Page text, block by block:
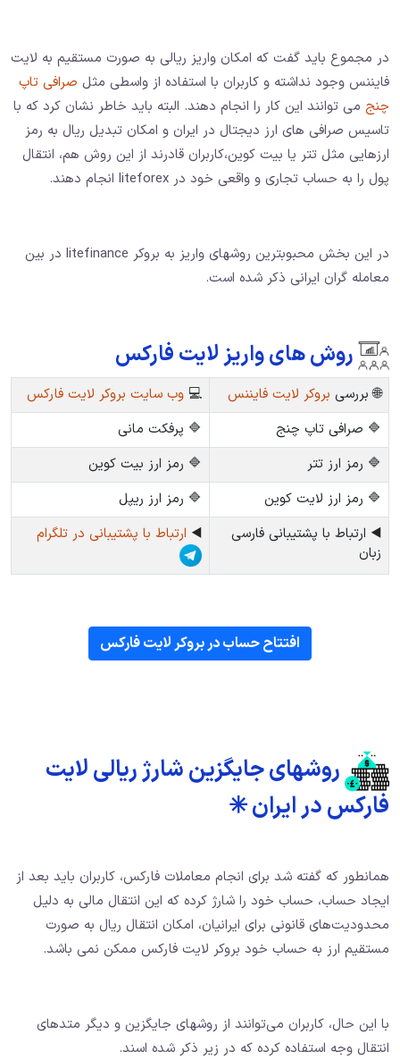
در مجموع باید گفت که امکان واریز ریالی به صورت مستقیم به لایت
فایننس وجود نداشته و کاربران با استفاده از واسطی مثل صرافی تاپ
چنج می توانند این کار را انجام دهند. البته باید خاطر نشان کرد که با
تاسیس صرافی های ارز دیجتال در ایران و امکان تبدیل ریال به رمز
ارزهایی مثل تتر یا بیت کوین،‌کاربران قادرند از این روش هم، انتقال
پول را به حساب تجاری و واقعی خود در liteforex انجام دهند.
در این بخش محبوبترین روشهای واریز به بروکر litefinance در بین
معامله گران ایرانی ذکر شده است.
روش های واریز لایت فارکس
🌐 بررسی بروکر لایت فایننس 💻 وب سایت بروکر لایت فارکس
🔷 صرافی تاپ چنج
🔷 پرفکت مانی
🔷 رمز ارز تتر
🔷 رمز ارز بیت کوین
🔷 رمز ارز لایت کوین
🔷 رمز ارز ریپل
◀️ ارتباط با پشتیبانی فارسی
زبان
◀️ ارتباط با پشتیبانی در تلگرام
افتتاح حساب در بروکر لایت فارکس
روشهای جایگزین شارژ ریالی لایت
فارکس در ایران ✳️
همانطور که گفته شد برای انجام معاملات فارکس، کاربران باید بعد از
ایجاد حساب، حساب خود را شارژ کرده که این انتقال مالی به دلیل
محدودیت‌های قانونی برای ایرانیان، امکان انتقال ریال به صورت
مستقیم ارز به حساب خود بروکر لایت فارکس ممکن نمی باشد.
با این حال، کاربران می‌توانند از روشهای جایگزین و دیگر متدهای
انتقال وجه استفاده کرده که در زیر ذکر شده اسند.